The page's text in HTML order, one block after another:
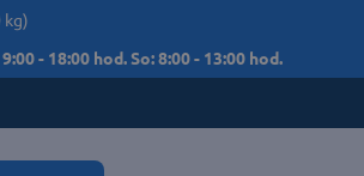
kg)
- 18:00 hod. So: 8:00 - 13:00 hod.